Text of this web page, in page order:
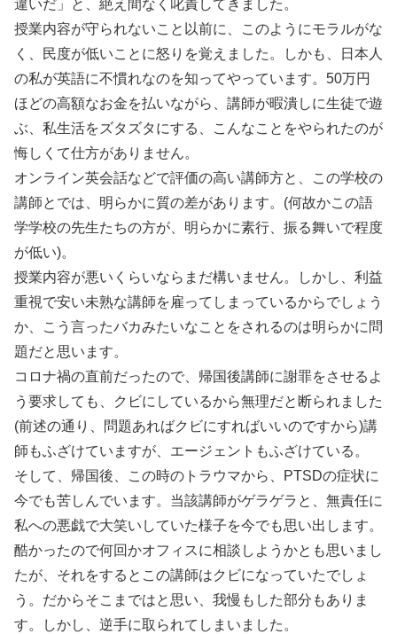
違いだ」と、絶え間なく叱責してきました。
授業内容が守られないこと以前に、このようにモラルがな
く、民度が低いことに怒りを覚えました。しかも、日本人
の私が英語に不慣れなのを知ってやっています。50万円
ほどの高額なお金を払いながら、講師が暇潰しに生徒で遊
ぶ、私生活をズタズタにする、こんなことをやられたのが
悔しくて仕方がありません。
オンライン英会話などで評価の高い講師方と、この学校の
講師とでは、明らかに質の差があります。(何故かこの語
学学校の先生たちの方が、明らかに素行、振る舞いで程度
が低い)。
授業内容が悪いくらいならまだ構いません。しかし、利益
重視で安い未熟な講師を雇ってしまっているからでしょう
か、こう言ったバカみたいなことをされるのは明らかに問
題だと思います。
コロナ禍の直前だったので、帰国後講師に謝罪をさせるよ
う要求しても、クビにしているから無理だと断られました
(前述の通り、問題あればクビにすればいいのですから)講
師もふざけていますが、エージェントもふざけている。
そして、帰国後、この時のトラウマから、PTSDの症状に
今でも苦しんでいます。当該講師がゲラゲラと、無責任に
私への悪戯で大笑いしていた様子を今でも思い出します。
酷かったので何回かオフィスに相談しようかとも思いまし
たが、それをするとこの講師はクビになっていたでしょ
う。だからそこまではと思い、我慢もした部分もありま
す。しかし、逆手に取られてしまいました。